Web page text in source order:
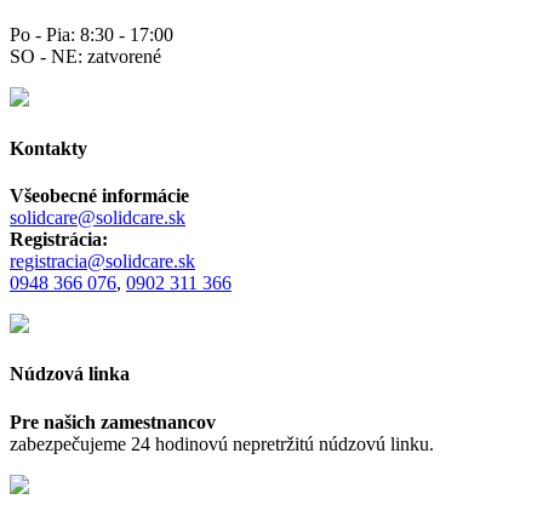
Po - Pia: 8:30 - 17:00
SO - NE: zatvorené
Kontakty
Všeobecné informácie
solidcare@solidcare.sk
Registrácia:
registracia@solidcare.sk
0948 366 076, 0902 311 366
Núdzová linka
Pre našich zamestnancov
zabezpečujeme 24 hodinovú nepretržitú núdzovú linku.